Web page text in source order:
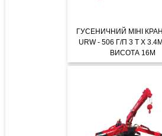
ГУСЕНИЧНИЙ МІНІ
URW - 506 Г/П 3 Т X
ВИСОТА 16М